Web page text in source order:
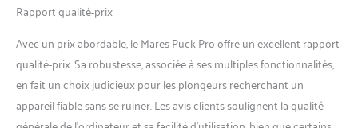
Rapport qualité-prix
Avec un prix abordable, le Mares Puck Pro offre un excellent rapport
qualité-prix. Sa robustesse, associée à ses multiples fonctionnalités,
en fait un choix judicieux pour les plongeurs recherchant un
appareil fiable sans se ruiner. Les avis clients soulignent la qualité